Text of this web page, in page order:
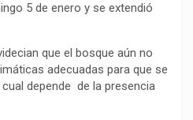
5 de enero y se extendió
que el bosque aún no
adecuadas para que se
depende de la presencia